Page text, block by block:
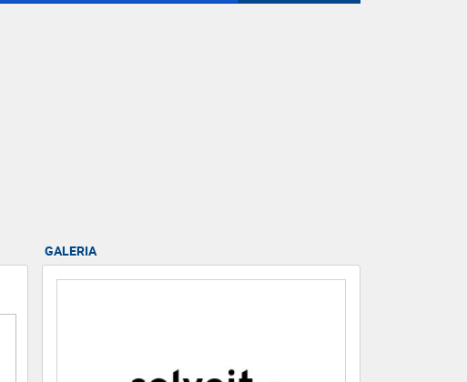
GALERIA